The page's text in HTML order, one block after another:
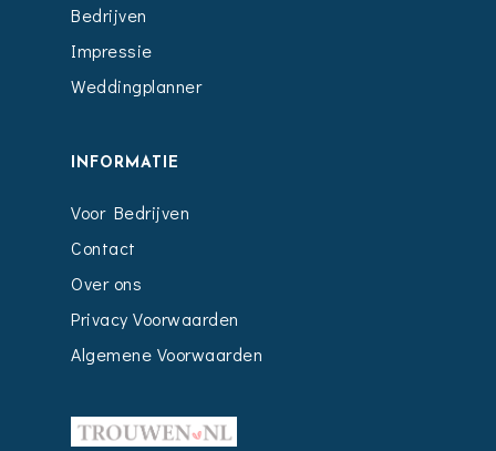
Bedrijven
Impressie
Weddingplanner
INFORMATIE
Voor Bedrijven
Contact
Over ons
Privacy Voorwaarden
Algemene Voorwaarden